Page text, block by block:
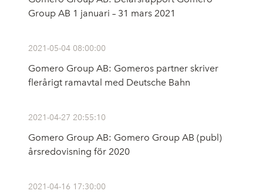
Group AB 1 januari – 31 mars 2021
2021-05-04 08:00:00
Gomero Group AB: Gomeros partner skriver
flerårigt ramavtal med Deutsche Bahn
2021-04-27 20:55:10
Gomero Group AB: Gomero Group AB (publ)
årsredovisning för 2020
2021-04-16 17:30:00